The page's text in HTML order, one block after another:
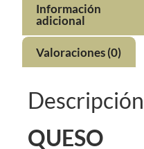
Información
adicional
Valoraciones (0)
Descripción
QUESO